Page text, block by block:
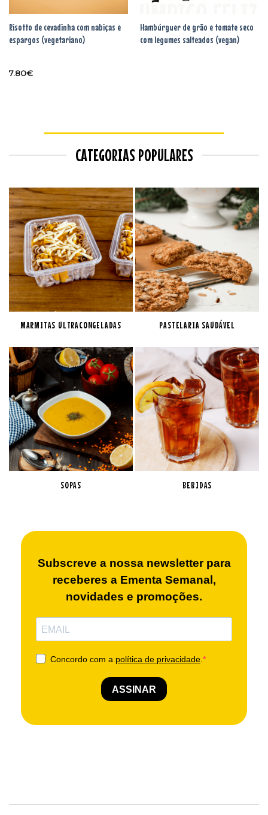
Risotto de cevadinha com nabiças e
espargos (vegetariano)
7.80€
Hambúrguer de grão e tomate seco
com legumes salteados (vegan)
CATEGORIAS POPULARES
MARMITAS ULTRACONGELADAS PASTELARIA SAUDÁVEL
SOPAS BEBIDAS